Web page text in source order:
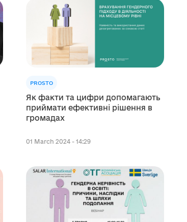
PROSTO
Як факти та цифри допомагають
приймати ефективні рішення в
громадах
01 March 2024 - 14:29